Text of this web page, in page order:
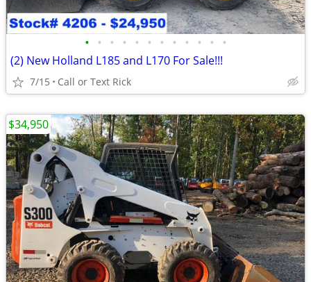
• • • • • • • • • • • •
(2) New Holland L185 and L170 For Sale!!!
7/15 Call or Text Rick
$34,950